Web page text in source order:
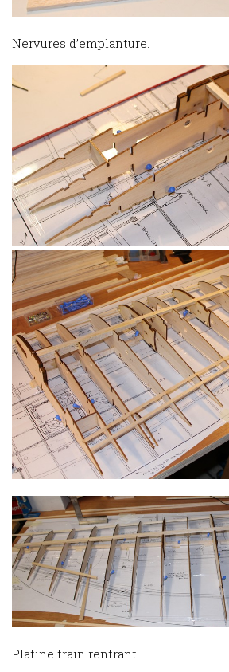
Nervures d’emplanture.
Platine train rentrant